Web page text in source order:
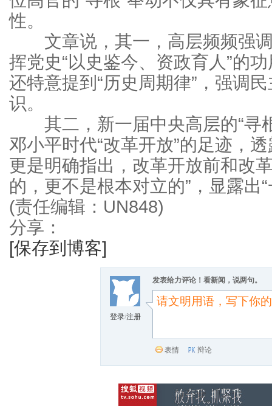
性。
文章说，其一，高层频频强调
挥党史“以史鉴今、资政育人”的
还特意提到“历史周期律”，强调
识。
其二，新一届中央高层的“寻根
邓小平时代“改革开放”的足迹，
更是明确指出，改革开放前和改
的，更不是根本对立的”，显露出
(责任编辑：UN848)
分享：
[保存到博客]
登录/注册
发表给力评论！看新闻，说两句。
表情 辩论